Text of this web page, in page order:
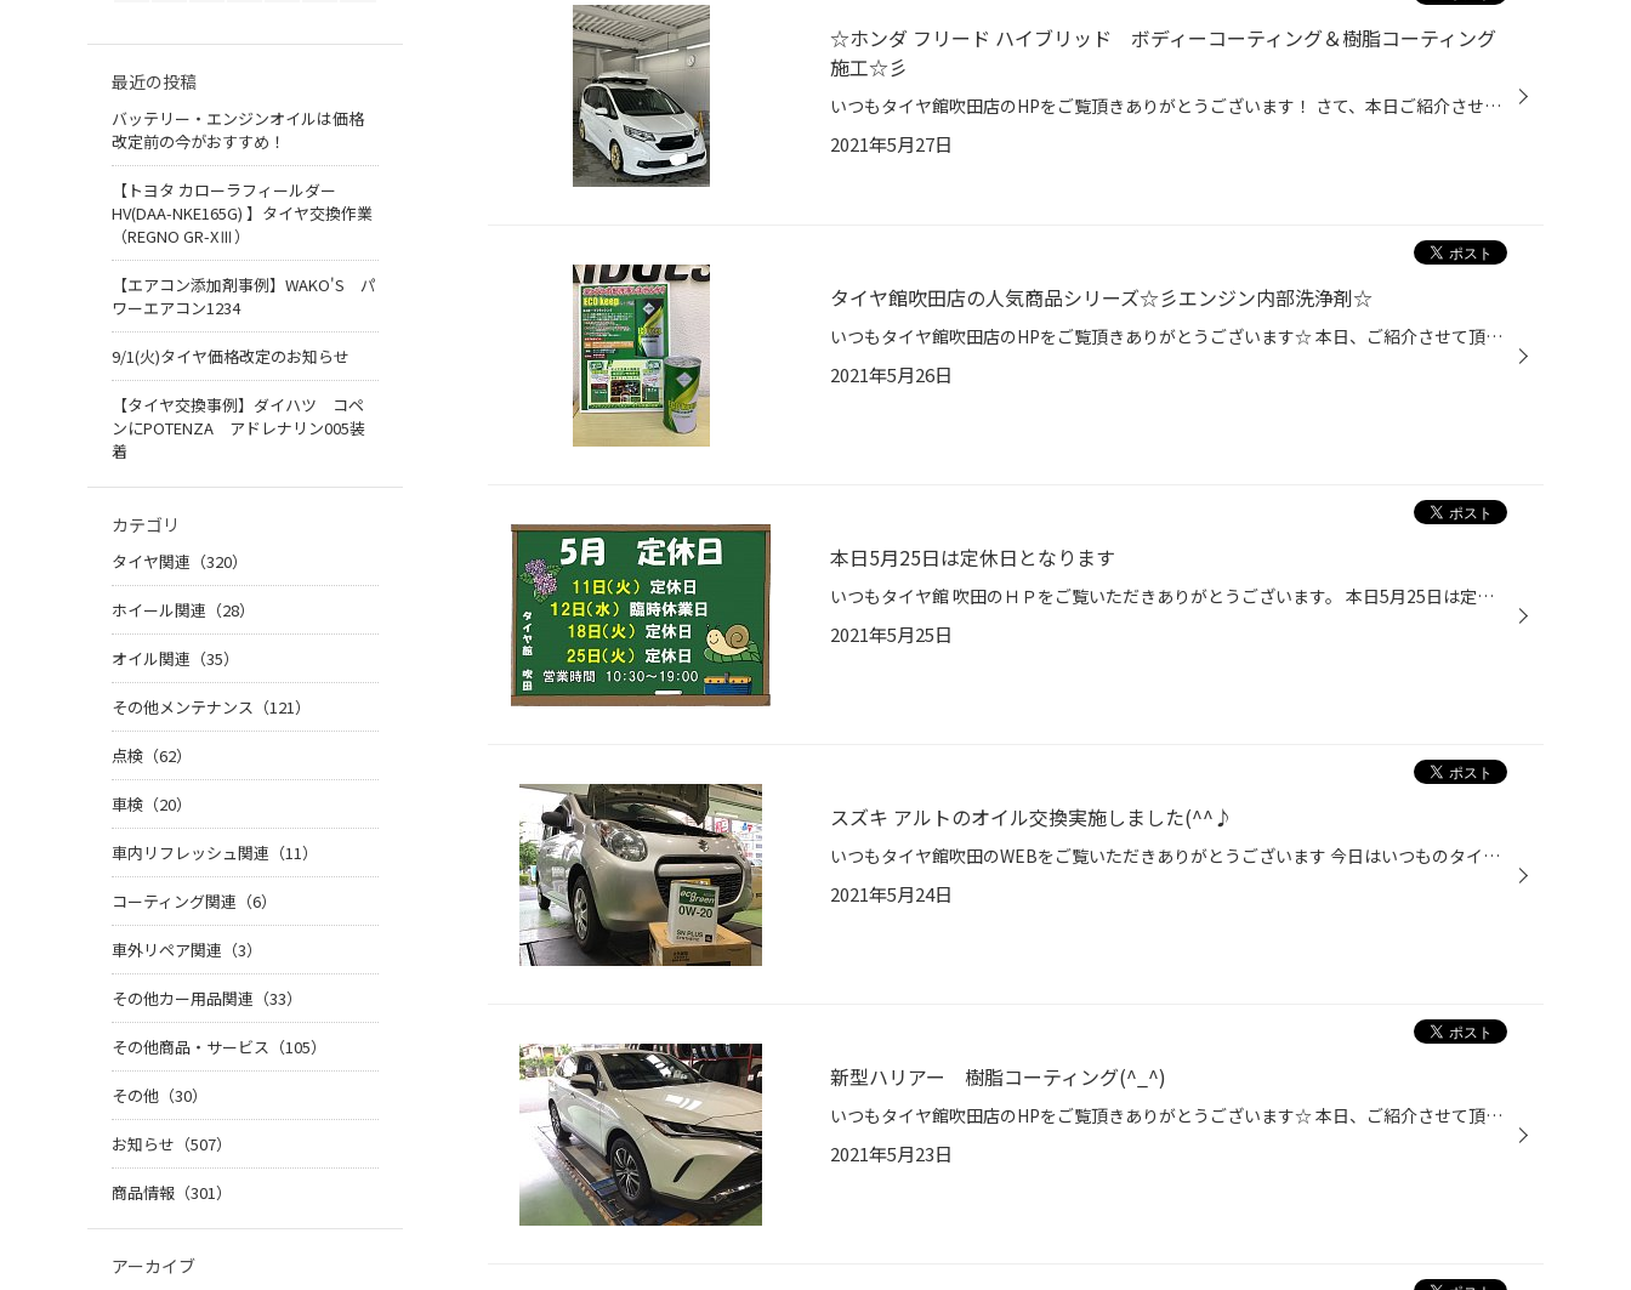
☆ホンダ フリード ハイブリッド ボディーコーティング＆樹脂コーティング
施工☆彡
いつもタイヤ館吹田店のHPをご覧頂きありがとうございます！ さて、本日ご紹介させて頂きますのはタイヤ館吹田店でお問合せが多い keeper キーパーさんのボディコーティングです(*'ω'*) 本日施工させて頂きました車両は～(^^♪ ホンダ フリード ハイブリッド GB7 ボディコーティング＆樹脂コーティン...
2021年5月27日
タイヤ館吹田店の人気商品シリーズ☆彡エンジン内部洗浄剤☆
いつもタイヤ館吹田店のHPをご覧頂きありがとうございます☆ 本日、ご紹介させて頂きますのは！ タイヤ館吹田店で今！人気の商品エンジンオイル添加剤『ECO Keep フラッシング添加剤』 そんなエコキープフラッシングエンジン内部洗浄剤の魅力を簡単にご説明させて頂きますね!(^^)! Ａ．即効性効果 ...
2021年5月26日
本日5月25日は定休日となります
いつもタイヤ館 吹田のＨＰをご覧いただきありがとうございます。 本日5月25日は定休日です。 よろしくお願いいたします。 営業時間は 午前１０時３０分から午後１９時までの営業です。
2021年5月25日
スズキ アルトのオイル交換実施しました(^^♪
いつもタイヤ館吹田のWEBをご覧いただきありがとうございます 今日はいつものタイヤ交換とは変わって オイル交換のお話です(^O^) 今日はスズキのアルトのオイル交換をさせていただきました(^^)/ 今回交換させていただいたのはほかの記事でも登場している エコグリーンの０W-20です(^^♪ タイヤ館では...
2021年5月24日
新型ハリアー 樹脂コーティング(^_^)
いつもタイヤ館吹田店のHPをご覧頂きありがとうございます☆ 本日、ご紹介させて頂きますのは！ 新型ハリアー 樹脂コーティング施工させて頂きました!! 車の樹脂の部分のコーティングです！ ↓↓施工前↓↓ お車の黒い部分は樹脂でできており、経年劣化で色が褪せてきたりする前に!! 樹脂コーティングお...
2021年5月23日
最近の投稿
バッテリー・エンジンオイルは価格
改定前の今がおすすめ！
【トヨタ カローラフィールダー
HV(DAA-NKE165G) 】タイヤ交換作業
（REGNO GR-XⅢ）
【エアコン添加剤事例】WAKO'S パ
ワーエアコン1234
9/1(火)タイヤ価格改定のお知らせ
【タイヤ交換事例】ダイハツ コペ
ンにPOTENZA アドレナリン005装
着
カテゴリ
タイヤ関連（320）
ホイール関連（28）
オイル関連（35）
その他メンテナンス（121）
点検（62）
車検（20）
車内リフレッシュ関連（11）
コーティング関連（6）
車外リペア関連（3）
その他カー用品関連（33）
その他商品・サービス（105）
その他（30）
お知らせ（507）
商品情報（301）
アーカイブ